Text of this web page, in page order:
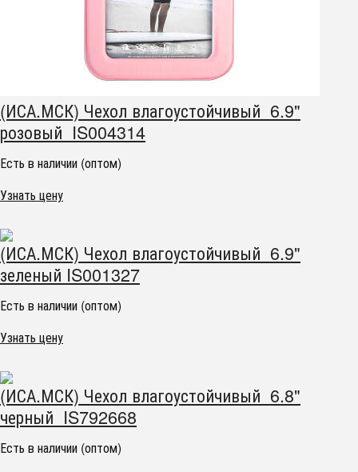
(ИСА.МСК) Чехол влагоустойчивый 6.9"
розовый IS004314
Есть в наличии (оптом)
Узнать цену
(ИСА.МСК) Чехол влагоустойчивый 6.9"
зеленый IS001327
Есть в наличии (оптом)
Узнать цену
(ИСА.МСК) Чехол влагоустойчивый 6.8"
черный IS792668
Есть в наличии (оптом)